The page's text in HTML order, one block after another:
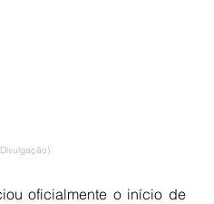
oficialmente o início de